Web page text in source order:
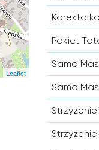
Leaflet
Korekta
Pakiet
Sama
Sama